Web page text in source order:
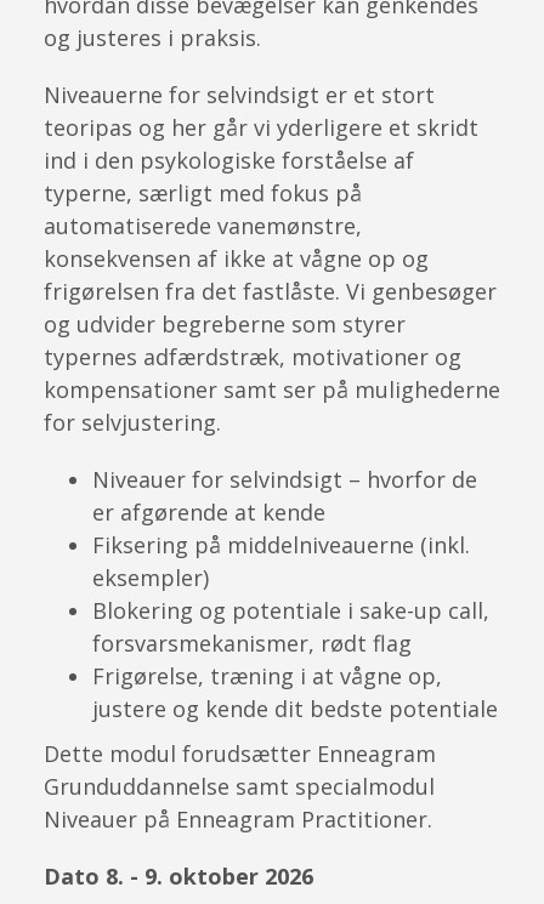
og justeres i praksis.
Niveauerne for selvindsigt er et stort
teoripas og her går vi yderligere et skridt
ind i den psykologiske forståelse af
typerne, særligt med fokus på
automatiserede vanemønstre,
konsekvensen af ikke at vågne op og
frigørelsen fra det fastlåste. Vi genbesøger
og udvider begreberne som styrer
typernes adfærdstræk, motivationer og
kompensationer samt ser på mulighederne
for selvjustering.
Niveauer for selvindsigt – hvorfor de
er afgørende at kende
Fiksering på middelniveauerne (inkl.
eksempler)
Blokering og potentiale i sake-up call,
forsvarsmekanismer, rødt flag
Frigørelse, træning i at vågne op,
justere og kende dit bedste potentiale
Dette modul forudsætter Enneagram
Grunduddannelse samt specialmodul
Niveauer på Enneagram Practitioner.
Dato 8. - 9. oktober 2026